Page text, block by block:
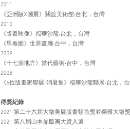
2011
《亞洲版X圖展》關渡美術館‧台北，台灣
2010
《版畫映像》福華沙龍‧台北，台灣
《早春圖》世界畫廊‧台中，台灣
2009
《十七個地方》當代藝術‧台中，台灣
2008
《6位版畫家聯展-消暑集》福華沙龍聯展‧台北，
得獎紀錄
2021 第二十六屆大墩美展版畫類首獎並榮獲大墩獎
2021 第八屆山本鼎版画大賞入選